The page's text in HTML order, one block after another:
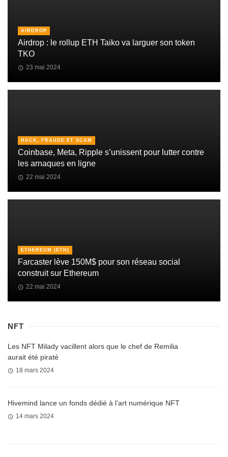
AIRDROP
Airdrop : le rollup ETH Taiko va larguer son token
TKO
23 mai 2024
HACK, FRAUDE ET SCAM
Coinbase, Meta, Ripple s’unissent pour lutter contre
les arnaques en ligne
22 mai 2024
ETHEREUM (ETH)
Farcaster lève 150M$ pour son réseau social
construit sur Ethereum
22 mai 2024
NFT
Les NFT Milady vacillent alors que le chef de Remilia
aurait été piraté
18 mars 2024
Hivemind lance un fonds dédié à l’art numérique NFT
14 mars 2024